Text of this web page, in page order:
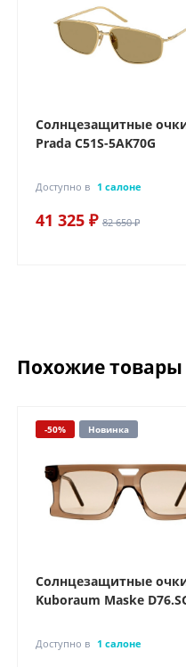
Солнцезащитные
Prada C51S-5AK70G
Доступно в 1 салоне
41 325 ₽ 82 650 ₽
Похожие
-50% Новинка
Солнцезащитные
Kuboraum Maske
Доступно в 1 салоне